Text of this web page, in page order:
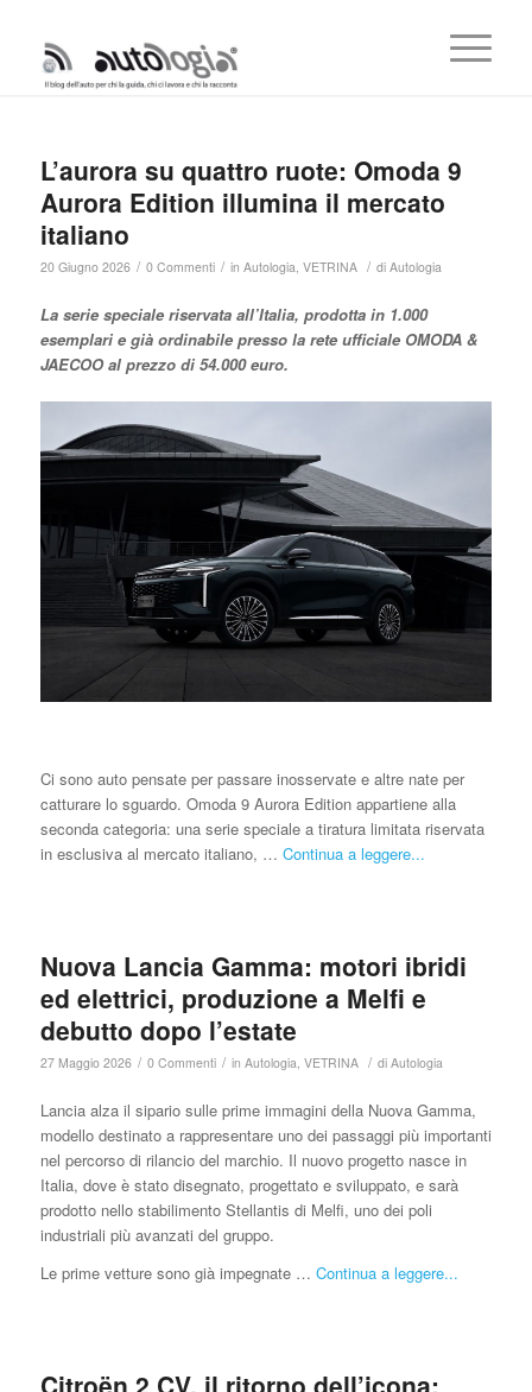
L’aurora su quattro ruote: Omoda 9
Aurora Edition illumina il mercato
italiano
20 Giugno 2026 / 0 Commenti / in Autologia, VETRINA / di Autologia
La seriespeciale riservata all’Italia, prodotta in 1.000
esemplari egià ordinabile presso la rete ufficiale OMODA &
JAECOOal prezzo di54.000 euro.
Ci sono auto pensate per passare inosservate e altre nate per
catturare lo sguardo. Omoda 9 Aurora Edition appartiene alla
seconda categoria: una serie speciale a tiratura limitata riservata
in esclusiva al mercato italiano, … Continua a leggere...
Nuova Lancia Gamma: motori ibridi
ed elettrici, produzione a Melfi e
debutto dopo l’estate
27 Maggio 2026 / 0 Commenti / in Autologia VETRINA / di Autologia
Lancia alza il sipario sulle prime immagini della Nuova Gamma,
modello destinato a rappresentare uno dei passaggi più importanti
nel percorso di rilancio del marchio. Il nuovo progetto nasce in
Italia, dove è stato disegnato, progettato e sviluppato, e sarà
prodotto nello stabilimento Stellantis di Melfi, uno dei poli
industriali più avanzati del gruppo.
Le prime vetture sono già impegnate … Continua a leggere...
Citroën 2 CV, il ritorno dell’icona: